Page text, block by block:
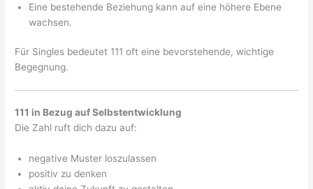
Eine bestehende Beziehung kann auf eine höhere Ebene
wachsen.
Für Singles bedeutet 111 oft eine bevorstehende, wichtige
Begegnung.
111 in Bezug auf Selbstentwicklung
Die Zahl ruft dich dazu auf:
negative Muster loszulassen
positiv zu denken